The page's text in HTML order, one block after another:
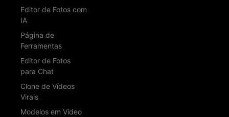
Editor de Fotos com
IA
Página de
Ferramentas
Editor de Fotos
para Chat
Clone de Vídeos
Virais
Modelos em Vídeo